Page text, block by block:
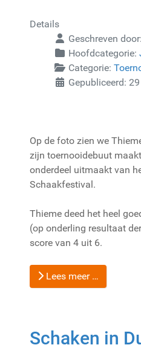
Details
Geschreven door:
Hoofdcategorie:
Categorie:
Gepubliceerd:
Op de foto zien we
zijn toernooidebuut
onderdeel uitmaakt van
Schaakfestival.
Thieme deed het heel
(op onderling resultaat
score van 4 uit 6.
Lees meer …
Schaken in